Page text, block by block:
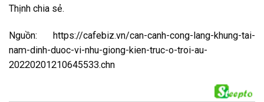
Thịnh chia sẻ.
Nguồn: https://cafebiz.vn/can-canh-cong-lang-khung-tai-
nam-dinh-duoc-vi-nhu-giong-kien-truc-o-troi-au-
20220201210645533.chn